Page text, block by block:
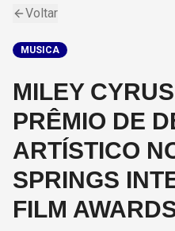
Voltar
MUSICA
MILEY
PRÊMIO DE
ARTÍSTICO
SPRINGS
FILM